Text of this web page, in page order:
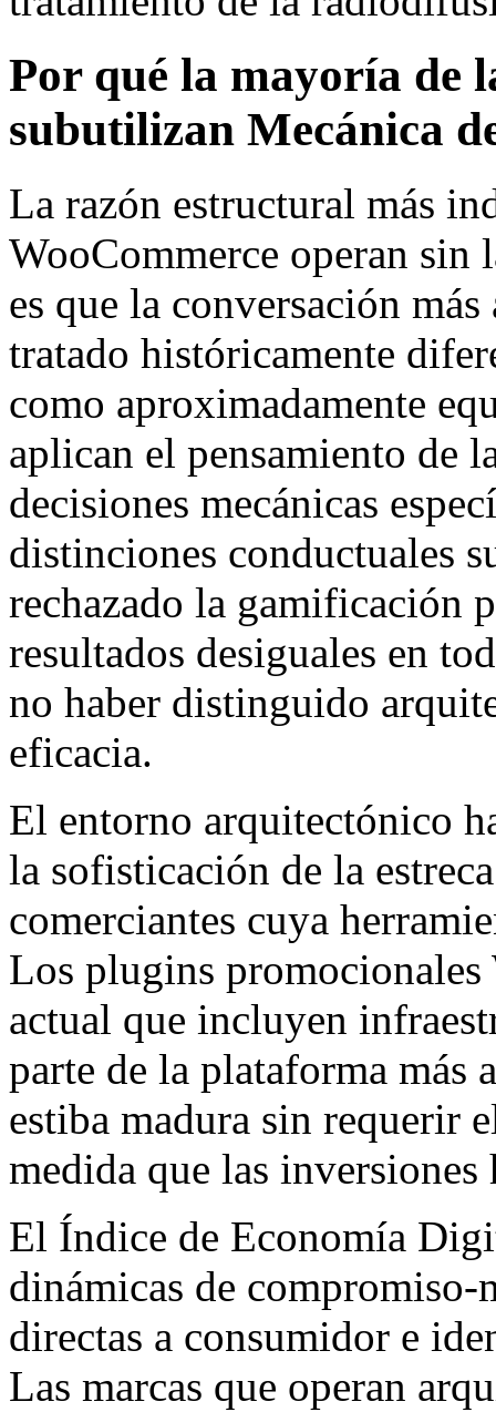
Por qué la mayoría de
subutilizan Mecánica
La razón estructural más
WooCommerce operan sin
es que la conversación
tratado históricamente
como aproximadamente
aplican el pensamiento de
decisiones mecánicas
distinciones conductuales
rechazado la gamificación
resultados desiguales en
no haber distinguido
eficacia.
El entorno arquitectónico
la sofisticación de la
comerciantes cuya
Los plugins promocionales
actual que incluyen
parte de la plataforma más
estiba madura sin requerir
medida que las
El Índice de Economía
dinámicas de compromiso-
directas a consumidor e
Las marcas que operan